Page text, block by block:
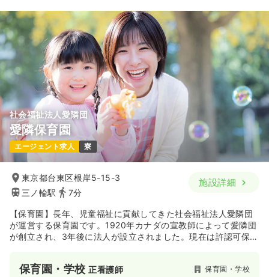
社会福祉法人愛隣団
愛隣保育園
エージェント求人 寮
東京都台東区根岸5-15-3
三ノ輪駅
7分
施設詳細
【保育園】長年、児童福祉に貢献してきた社会福祉法人愛隣団
が運営する保育園です。1920年カナダの宣教師によって愛隣団
が創立され、3年後に法人が設立されました。現在は許認可保育
ズを答える為の取り組みも行っています。
保育園・学校正看護師 保育園・学校